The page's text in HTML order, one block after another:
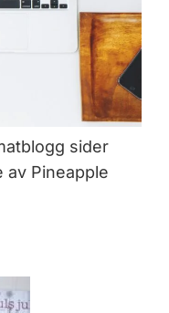
sider
av Pineapple